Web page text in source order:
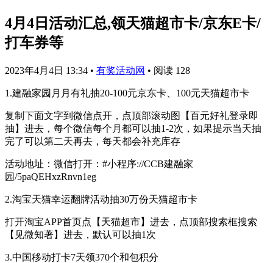
4月4日活动汇总,领天猫超市卡/京东E卡/
打车券等
2023年4月4日 13:34 • 有奖活动网 • 阅读 128
1.建融家园月月有礼抽20-100元京东卡、100元天猫超市卡
复制下面文字到微信点开，点顶部滚动图【百元好礼登录即
抽】进去，每个微信每个月都可以抽1-2次，如果提示当天抽
完了可以第二天再去，每天都会补充库存
活动地址：微信打开：#小程序://CCB建融家
园/5paQEHxzRnvn1eg
2.淘宝天猫幸运翻牌活动抽30万份天猫超市卡
打开淘宝APP首页点【天猫超市】进去，点顶部搜索框搜索
【见微知著】进去，默认可以抽1次
3.中国移动打卡7天领370个和包积分